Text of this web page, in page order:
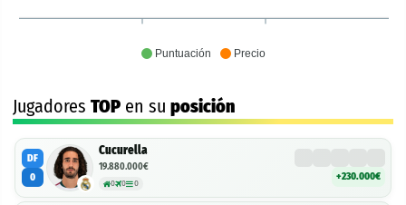
Puntuación Precio
Jugadores TOP en su posición
DF
0
Cucurella
19.880.000€
0 0 0
+230.000€